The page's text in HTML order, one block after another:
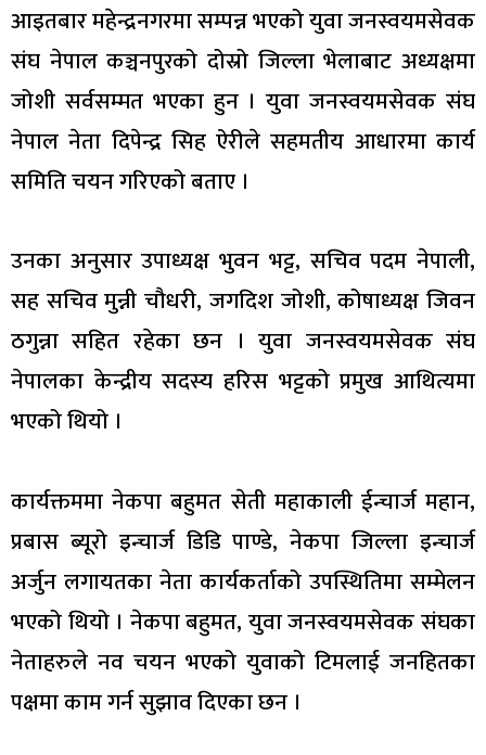
आइतबार महेन्द्रनगरमा सम्पन्न भएको युवा जनस्वयमसेवक
संघ नेपाल कञ्चनपुरको दोस्रो जिल्ला भेलाबाट अध्यक्षमा
जोशी सर्वसम्मत भएका हुन । युवा जनस्वयमसेवक संघ
नेपाल नेता दिपेन्द्र सिह ऐरीले सहमतीय आधारमा कार्य
समिति चयन गरिएको बताए ।
उनका अनुसार उपाध्यक्ष भुवन भट्ट, सचिव पदम नेपाली,
सह सचिव मुन्नी चौधरी, जगदिश जोशी, कोषाध्यक्ष जिवन
ठगुन्ना सहित रहेका छन । युवा जनस्वयमसेवक संघ
नेपालका केन्द्रीय सदस्य हरिस भट्टको प्रमुख आथित्यमा
भएको थियो ।
कार्यक्तममा नेकपा बहुमत सेती महाकाली ईन्चार्ज महान,
प्रबास ब्यूरो इन्चार्ज डिडि पाण्डे, नेकपा जिल्ला इन्चार्ज
अर्जुन लगायतका नेता कार्यकर्ताको उपस्थितिमा सम्मेलन
भएको थियो । नेकपा बहुमत, युवा जनस्वयमसेवक संघका
नेताहरुले नव चयन भएको युवाको टिमलाई जनहितका
पक्षमा काम गर्न सुझाव दिएका छन ।